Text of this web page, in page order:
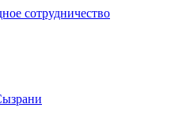
сотрудничество